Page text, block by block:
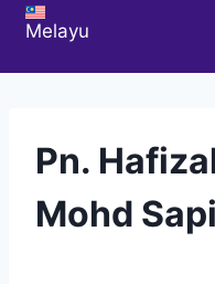
Melayu
Pn.
Mohd